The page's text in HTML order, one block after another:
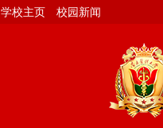
学校主页 校园新闻